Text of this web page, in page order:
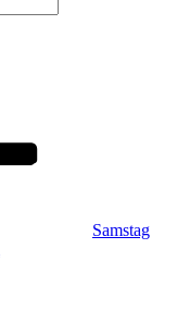
Samstag